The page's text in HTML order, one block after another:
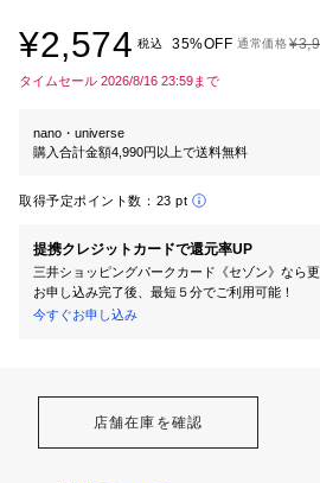
¥2,574 税込 35%OFF 通常価格
タイムセール 2026/8/16 23:59まで
nano・universe
購入合計金額4,990円以上で送料無料
取得予定ポイント数： 23 pt
提携クレジットカードで還元率UP
三井ショッピングパークカード《セゾン》なら
お申し込み完了後、最短５分でご利用可能！
今すぐお申し込み
店舗在庫を確認